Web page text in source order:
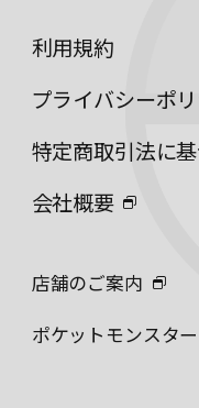
利用規約
プライバシーポ
特定商取引法に
会社概要
店舗のご案内
ポケットモンスタ